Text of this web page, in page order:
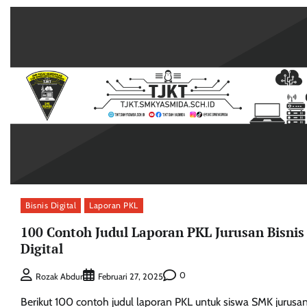
Bisnis Digital Laporan PKL
100 Contoh Judul Laporan PKL Jurusan Bisnis
Digital
Rozak Abdur Februari 27, 2025 0
Berikut 100 contoh judul laporan PKL untuk siswa SMK